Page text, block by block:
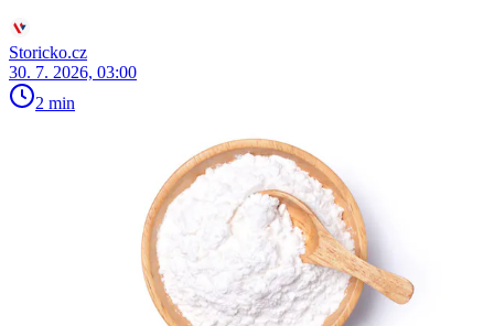
Storicko.cz
30. 7. 2026, 03:00
2 min